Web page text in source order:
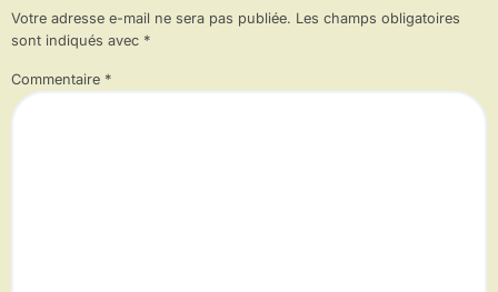
Votre adresse e-mail ne sera pas publiée. Les champs obligatoires
sont indiqués avec *
Commentaire *